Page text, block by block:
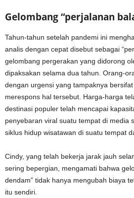
Gelombang “perjalanan
Tahun-tahun setelah pandemi ini
analis dengan cepat disebut sebagai
gelombang pergerakan yang didorong
dipaksakan selama dua tahun. Orang-
dengan urgensi yang tampaknya
merespons hal tersebut. Harga-harga
destinasi populer telah mencapai
penyebaran viral suatu tempat di media
siklus hidup wisatawan di suatu tempat
Cindy, yang telah bekerja jarak jauh
sering bepergian, mengamati bahwa
dendam” tidak hanya mengubah biaya
itu sendiri.